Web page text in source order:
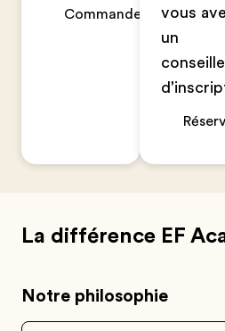
Commander maintenant
vous
un
La différence EF
Notre philosophie